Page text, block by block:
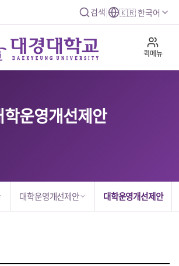
검색 🇰🇷 한국어
퀵메뉴
학운영개선제안
대학운영개선제안 대학운영개선제안